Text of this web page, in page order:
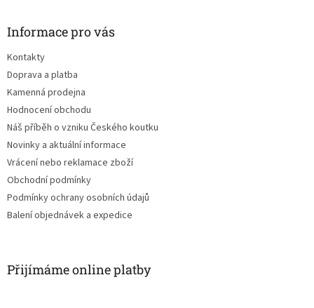
v
Informace pro vás
Kontakty
Doprava a platba
Kamenná prodejna
Hodnocení obchodu
Náš příběh o vzniku Českého koutku
Novinky a aktuální informace
Vrácení nebo reklamace zboží
Obchodní podmínky
Podmínky ochrany osobních údajů
Balení objednávek a expedice
Přijímáme online platby